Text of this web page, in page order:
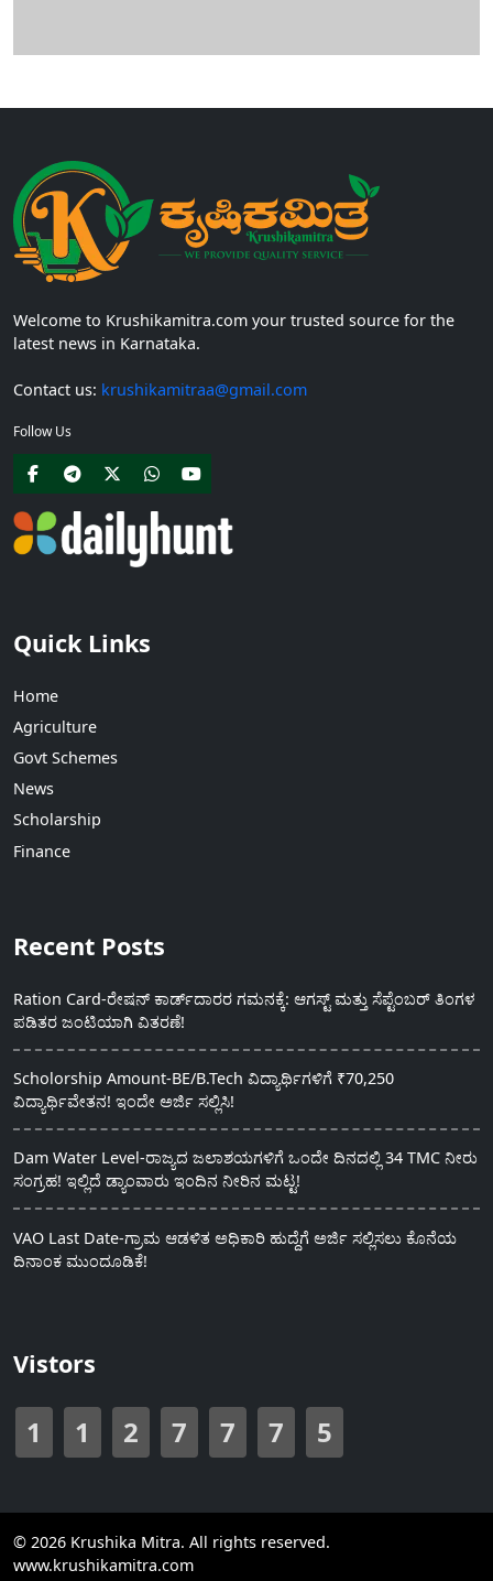
Welcome to Krushikamitra.com your trusted source for the
latest news in Karnataka.
Contact us: krushikamitraa@gmail.com
Follow Us
Quick Links
Home
Agriculture
Govt Schemes
News
Scholarship
Finance
Recent Posts
Ration Card-ರೇಷನ್ ಕಾರ್ಡ್‍ದಾರರ ಗಮನಕ್ಕೆ: ಆಗಸ್ಟ್ ಮತ್ತು ಸೆಪ್ಟೆಂಬರ್ ತಿಂಗಳ
ಪಡಿತರ ಜಂಟಿಯಾಗಿ ವಿತರಣೆ!
Scholorship Amount-BE/B.Tech ವಿದ್ಯಾರ್ಥಿಗಳಿಗೆ ₹70,250
ವಿದ್ಯಾರ್ಥಿವೇತನ! ಇಂದೇ ಅರ್ಜಿ ಸಲ್ಲಿಸಿ!
Dam Water Level-ರಾಜ್ಯದ ಜಲಾಶಯಗಳಿಗೆ ಒಂದೇ ದಿನದಲ್ಲಿ 34 TMC ನೀರು
ಸಂಗ್ರಹ! ಇಲ್ಲಿದೆ ಡ್ಯಾಂವಾರು ಇಂದಿನ ನೀರಿನ ಮಟ್ಟ!
VAO Last Date-ಗ್ರಾಮ ಆಡಳಿತ ಅಧಿಕಾರಿ ಹುದ್ದೆಗೆ ಅರ್ಜಿ ಸಲ್ಲಿಸಲು ಕೊನೆಯ
ದಿನಾಂಕ ಮುಂದೂಡಿಕೆ!
Vistors
1 1 2 7 7 7 5
© 2026 Krushika Mitra. All rights reserved.
www.krushikamitra.com